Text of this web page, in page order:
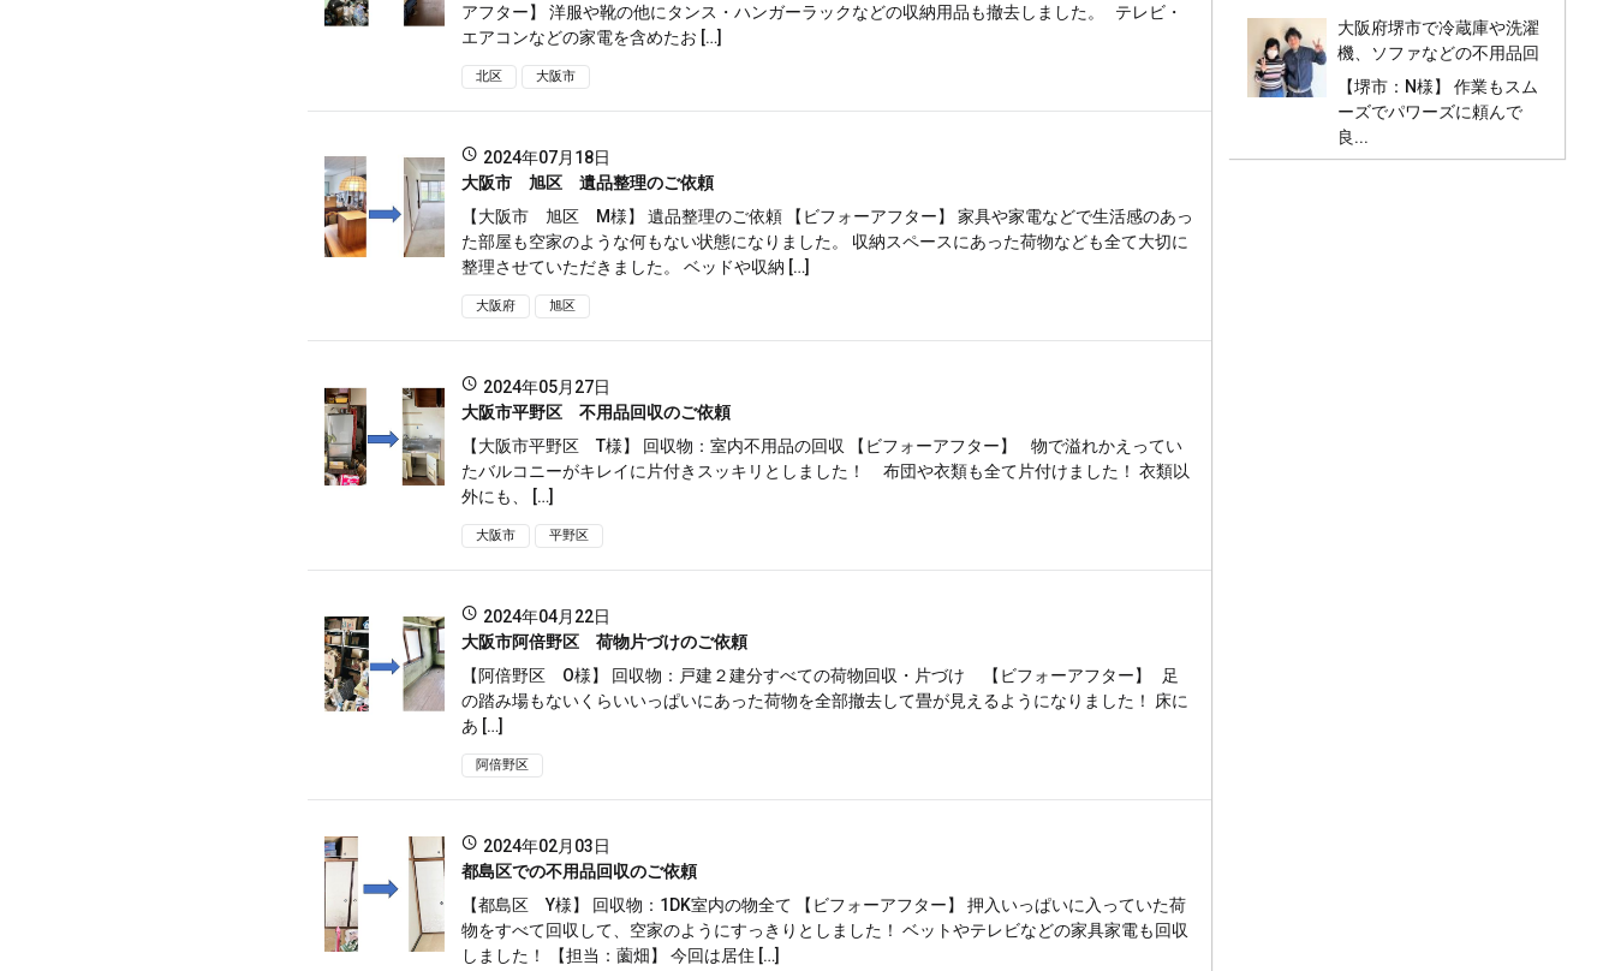
アフター】 洋服や靴の他にタンス・ハンガーラックなどの収納用品も撤去しました。 テレビ・
エアコンなどの家電を含めたお […]
北区 大阪市
2024年07月18日
大阪市 旭区 遺品整理のご依頼
【大阪市 旭区 M様】 遺品整理のご依頼 【ビフォーアフター】 家具や家電などで生活感のあっ
た部屋も空家のような何もない状態になりました。 収納スペースにあった荷物なども全て大切に
整理させていただきました。 ベッドや収納 […]
大阪府 旭区
2024年05月27日
大阪市平野区 不用品回収のご依頼
【大阪市平野区 T様】 回収物：室内不用品の回収 【ビフォーアフター】 物で溢れかえってい
たバルコニーがキレイに片付きスッキリとしました！ 布団や衣類も全て片付けました！ 衣類以
外にも、 […]
大阪市 平野区
2024年04月22日
大阪市阿倍野区 荷物片づけのご依頼
【阿倍野区 О様】 回収物：戸建２建分すべての荷物回収・片づけ 【ビフォーアフター】 足
の踏み場もないくらいいっぱいにあった荷物を全部撤去して畳が見えるようになりました！ 床に
あ […]
阿倍野区
2024年02月03日
都島区での不用品回収のご依頼
【都島区 Y様】 回収物：1DK室内の物全て 【ビフォーアフター】 押入いっぱいに入っていた荷
物をすべて回収して、空家のようにすっきりとしました！ ベットやテレビなどの家具家電も回収
しました！ 【担当：薗畑】 今回は居住 […]
大阪府堺市で冷蔵庫や洗濯
機、ソファなどの不用品回
収と処分
【堺市：N様】 作業もスム
ーズでパワーズに頼んで
良...